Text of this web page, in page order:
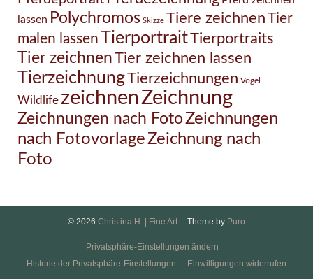
lassen Polychromos Skizze Tiere zeichnenTier
malen lassenTierportraitTierportraits
Tier zeichnenTier zeichnen lassen
TierzeichnungTierzeichnungen Vogel
Wildlife zeichnenZeichnung
Zeichnungen nach FotoZeichnungen
nach FotovorlageZeichnung nach
Foto
© 2026 Christina H. | Fine Art Theme by Puro
Privatsphäre-Einstellungen ändern
Historie der Privatsphäre-Einstellungen
Einwilligungen widerrufen